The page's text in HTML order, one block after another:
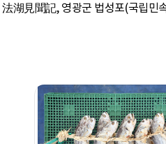
法湖見聞記, 영광군 법성포(국립